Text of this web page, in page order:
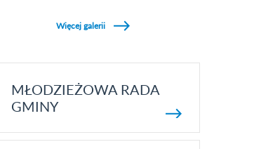
Więcej galerii
MŁODZIEŻOWA RADA
GMINY